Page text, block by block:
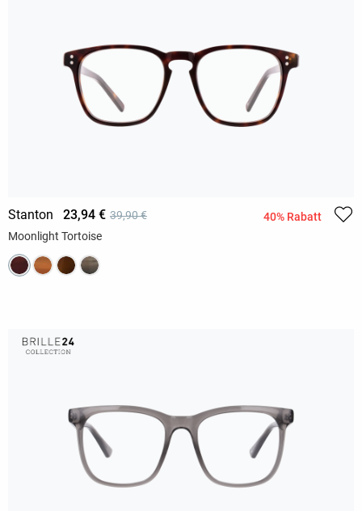
Stanton 23,94 € 39,90 €
40% Rabatt
Moonlight Tortoise